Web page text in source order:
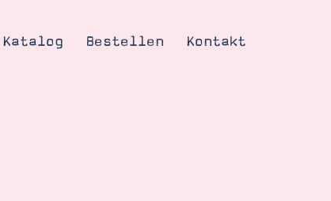
Katalog Bestellen Kontakt